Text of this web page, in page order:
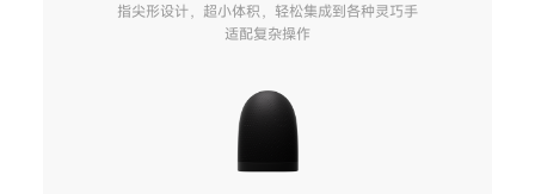
指尖形设计，超小体积，轻松集成到各种灵巧手
适配复杂操作